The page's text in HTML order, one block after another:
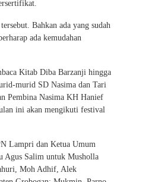
Bahkan ada yang sudah
ada kemudahan
Kitab Diba Barzanji hingga
murid SD Nasima dan Tari
Pembina Nasima KH Hanief
ini akan mengikuti festival
Lampri dan Ketua Umum
Agus Salim untuk Musholla
Moh Adhif, Alek